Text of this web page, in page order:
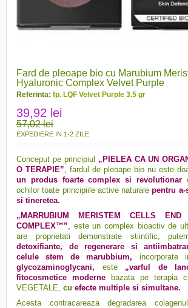
Fard de pleoape bio cu Marubium
Hyaluronic Complex Velvet Purple
Referinta: fp. LQF Velvet Purple 3.5 gr
39,92 lei
57,02 lei
EXPEDIERE IN 1-2 ZILE
Conceput pe principiul „PIELEA CA UN
O TERAPIE”, fardul de pleoape bio nu este
un produs foarte complex si revolutionar
ochilor toate principiile active naturale pentru a-
si tineretea.
„MARRUBIUM MERISTEM CELLS END
COMPLEX™”, este un complex bioactiv de
are proprietati demonstrate stiintific,
detoxifiante, de regenerare si
celule stem de marubbium,
incorporate
glycozaminoglycani,
este „varful de
fitocosmetice moderne
bazata pe terapia
VEGETALE, cu efecte multiple si simultane.
Acesta contracareaza degradarea